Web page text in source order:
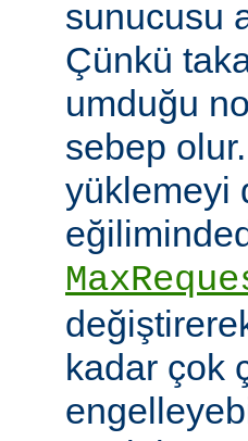
sunucusu
Çünkü
umduğu
sebep
yüklemeyi
kadar çok